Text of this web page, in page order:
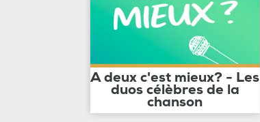
A deux c'est mieux? - Les
duos célèbres de la
chanson